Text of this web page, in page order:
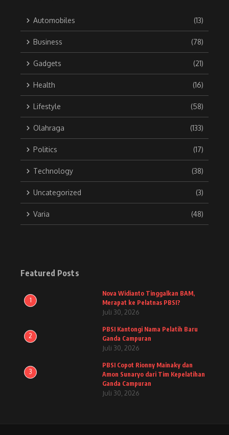
Automobiles (13)
Business (78)
Gadgets (21)
Health (16)
Lifestyle (58)
Olahraga (133)
Politics (17)
Technology (38)
Uncategorized (3)
Varia (48)
Featured Posts
1
Nova Widianto Tinggalkan BAM,
Merapat ke Pelatnas PBSI?
Juli 30, 2026
2
PBSI Kantongi Nama Pelatih Baru
Ganda Campuran
Juli 30, 2026
3
PBSI Copot Rionny Mainaky dan
Amon Sunaryo dari Tim Kepelatihan
Ganda Campuran
Juli 30, 2026